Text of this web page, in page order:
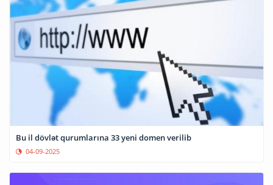
Bu il dövlət qurumlarına 33 yeni domen verilib
04-09-2025